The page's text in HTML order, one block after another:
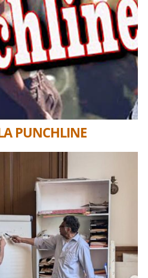
PUNCHLINE